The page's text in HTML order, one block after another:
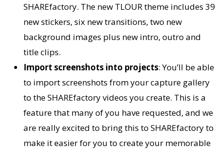
SHAREfactory. The new TLOUR theme includes 39
new stickers, six new transitions, two new
background images plus new intro, outro and
title clips.
Import screenshots into projects: You’ll be able
to import screenshots from your capture gallery
to the SHAREfactory videos you create. This is a
feature that many of you have requested, and we
are really excited to bring this to SHAREfactory to
make it easier for you to create your memorable